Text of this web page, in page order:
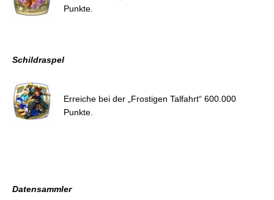
Punkte.
Schildraspel
Erreiche bei der „Frostigen Talfahrt“ 600.000
Punkte.
Datensammler